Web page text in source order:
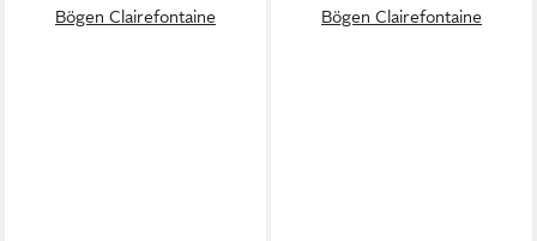
Bögen Clairefontaine
Bögen Clairefontaine